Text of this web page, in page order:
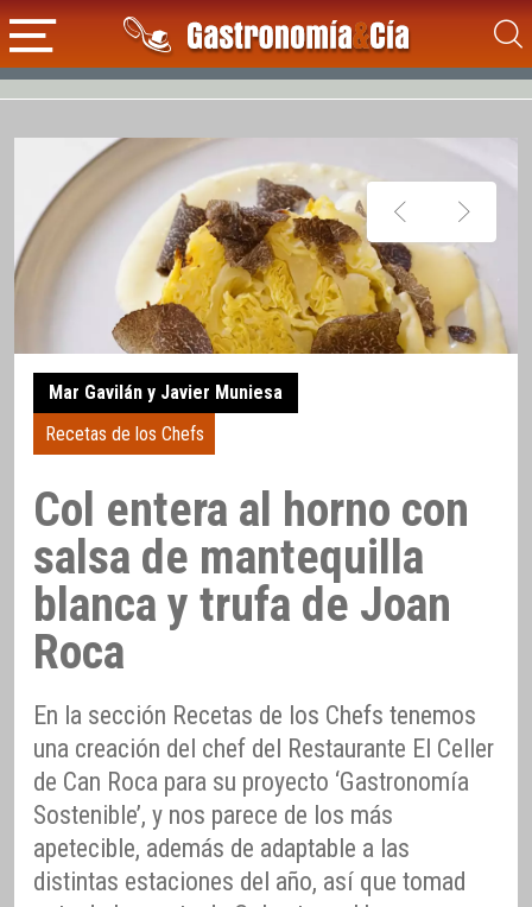
Mar Gavilán y Javier Muniesa
Recetas de los Chefs
Col entera al horno con
salsa de mantequilla
blanca y trufa de Joan
Roca
En la sección Recetas de los Chefs tenemos
una creación del chef del Restaurante El Celler
de Can Roca para su proyecto ‘Gastronomía
Sostenible’, y nos parece de los más
apetecible, además de adaptable a las
distintas estaciones del año, así que tomad